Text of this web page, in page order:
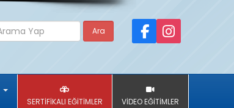
Ara
SERTİFİKALI EĞİTİMLER
VİDEO EĞİTİMLER